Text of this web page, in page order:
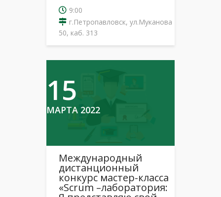
9:00
г.Петропавловск, ул.Муканова
50, каб. 313
15
МАРТА 2022
Международный
дистанционный
конкурс мастер-класса
«Scrum –лаборатория: